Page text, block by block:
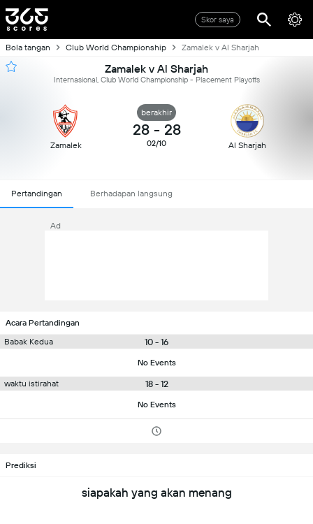
Skor saya
Bola tangan Club World Championship Zamalek v Al Sharjah
Zamalek v Al Sharjah
Internasional, Club World Championship - Placement Playoffs
Zamalek
berakhir
28 - 28
02/10 Al Sharjah
Pertandingan Berhadapan langsung
Ad
Acara Pertandingan
Babak Kedua
10 - 16
No Events
waktu istirahat 18 - 12
No Events
Prediksi
siapakah yang akan menang